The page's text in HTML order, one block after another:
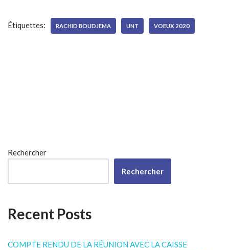
Étiquettes: RACHID BOUDJEMA UNT VOEUX 2020
Rechercher
Rechercher
Recent Posts
COMPTE RENDU DE LA RÉUNION AVEC LA CAISSE